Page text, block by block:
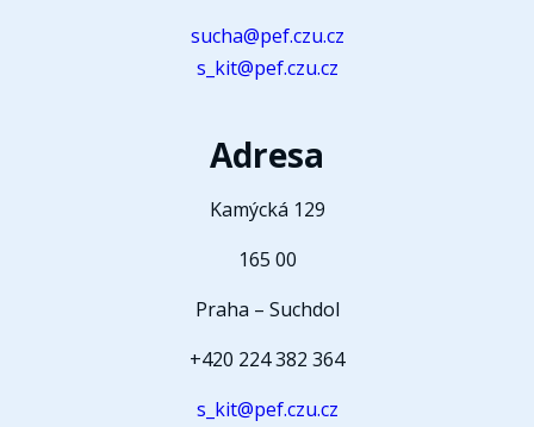
sucha@pef.czu.cz
s_kit@pef.czu.cz
Adresa
Kamýcká 129
165 00
Praha – Suchdol
+420 224 382 364
s_kit@pef.czu.cz